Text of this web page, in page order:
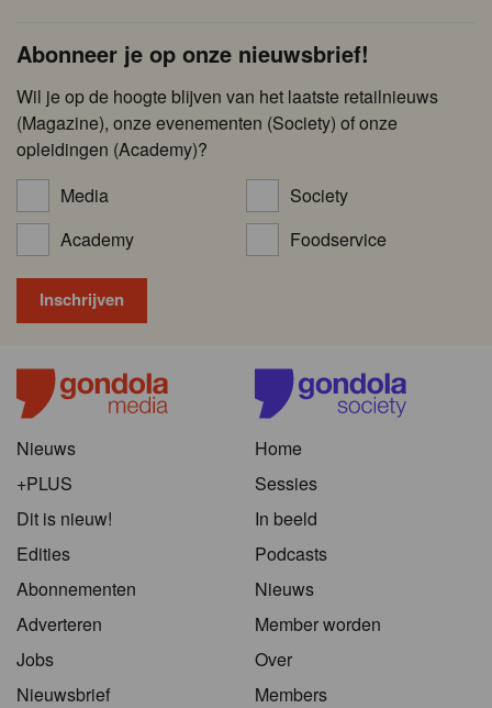
Abonneer je op onze nieuwsbrief!
Wil je op de hoogte blijven van het laatste retailnieuws
(Magazine), onze evenementen (Society) of onze
opleidingen (Academy)?
Media
Society
Academy
Foodservice
Nieuws
+PLUS
Dit is nieuw!
Edities
Abonnementen
Adverteren
Jobs
Nieuwsbrief
Home
Sessies
In beeld
Podcasts
Nieuws
Member worden
Over
Members